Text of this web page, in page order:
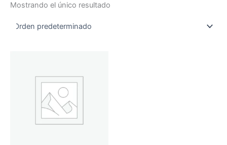
Mostrando el único resultado